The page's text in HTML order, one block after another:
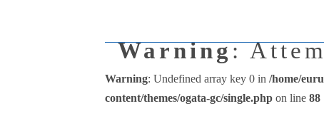
Warning:
Warning: Undefined array key 0 in /home/
content/themes/ogata-gc/single.php on line 88